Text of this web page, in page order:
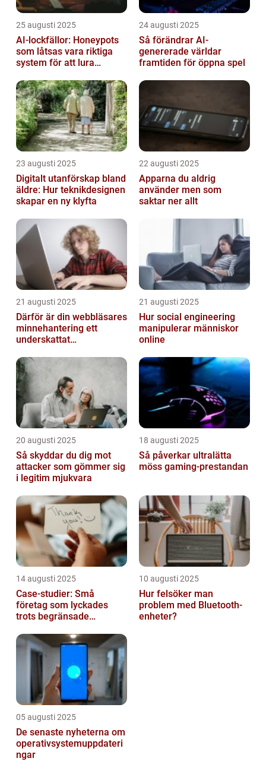
25 augusti 2025
AI-lockfällor: Honeypots
som låtsas vara riktiga
system för att lura
24 augusti 2025
Så förändrar AI-
genererade världar
framtiden för öppna spel
23 augusti 2025
Digitalt utanförskap bland
äldre: Hur teknikdesignen
skapar en ny klyfta
22 augusti 2025
Apparna du aldrig
använder men som
saktar ner allt
21 augusti 2025
Därför är din webbläsares
minnehantering ett
underskattat
21 augusti 2025
Hur social engineering
manipulerar människor
online
20 augusti 2025
Så skyddar du dig mot
attacker som gömmer sig
i legitim mjukvara
18 augusti 2025
Så påverkar ultralätta
möss gaming-prestandan
14 augusti 2025
Case-studier: Små
företag som lyckades
trots begränsade
10 augusti 2025
Hur felsöker man
problem med Bluetooth-
enheter?
05 augusti 2025
De senaste nyheterna om
operativsystemuppdateri
ngar